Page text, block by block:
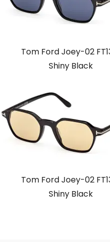
Tom Ford Joey-02
Shiny Black
Tom Ford Joey-02
Shiny Black